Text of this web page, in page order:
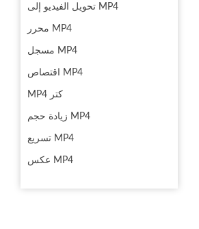
تحويل الفيديو إلى MP4
محرر MP4
مسجل MP4
اقتصاص MP4
MP4 كتر
زيادة حجم MP4
تسريع MP4
عكس MP4